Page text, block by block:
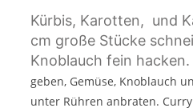
Kürbis, Karotten, und
cm große Stücke
Knoblauch fein hacken.
geben, Gemüse, Knoblauch
unter Rühren anbraten.